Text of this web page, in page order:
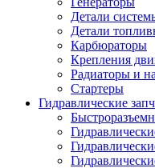
Детали
Детали
Карбюраторы
Крепления
Радиаторы и
Стартеры
Гидравлические